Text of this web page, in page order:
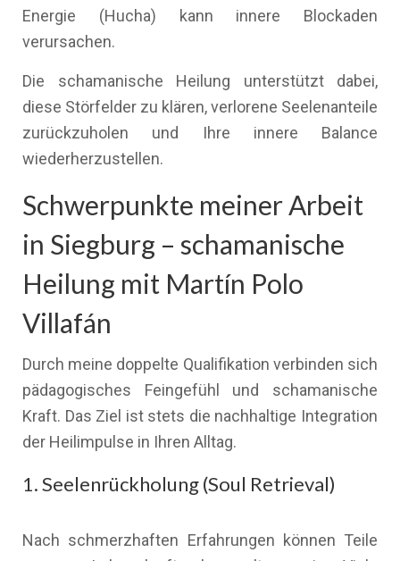
Energie (Hucha) kann innere Blockaden
verursachen.
Die schamanische Heilung unterstützt dabei,
diese Störfelder zu klären, verlorene Seelenanteile
zurückzuholen und Ihre innere Balance
wiederherzustellen.
Schwerpunkte meiner Arbeit
in Siegburg – schamanische
Heilung mit Martín Polo
Villafán
Durch meine doppelte Qualifikation verbinden sich
pädagogisches Feingefühl und schamanische
Kraft. Das Ziel ist stets die nachhaltige Integration
der Heilimpulse in Ihren Alltag.
1. Seelenrückholung (Soul Retrieval)
Nach schmerzhaften Erfahrungen können Teile